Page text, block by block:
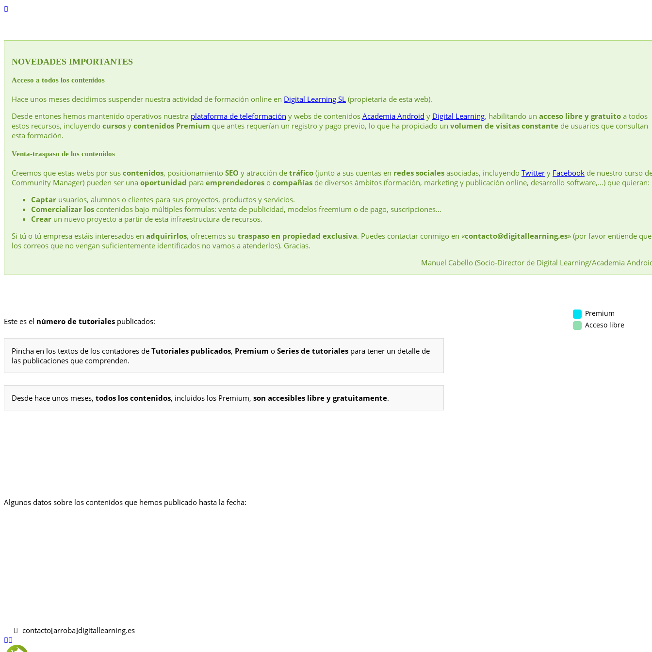
NOVEDADES IMPORTANTES
Acceso a todos los contenidos
Hace unos meses decidimos suspender nuestra actividad de formación online en Digital Learning SL (propietaria de esta web).
Desde entones hemos mantenido operativos nuestra plataforma de teleformación y webs de contenidos Academia Android y Digital Learning, habilitando un acceso libre y gratuito a todos
estos recursos, incluyendo cursos y contenidos Premium que antes requerían un registro y pago previo, lo que ha propiciado un volumen de visitas constante de usuarios que consultan
esta formación.
Venta-traspaso de los contenidos
Creemos que estas webs por sus contenidos, posicionamiento SEO y atracción de tráfico (junto a sus cuentas en redes sociales asociadas, incluyendo Twitter y Facebook de nuestro curso
Community Manager) pueden ser una oportunidad para emprendedores o compañías de diversos ámbitos (formación, marketing y publicación online, desarrollo software,…) que quieran:
Captar usuarios, alumnos o clientes para sus proyectos, productos y servicios.
Comercializar los contenidos bajo múltiples fórmulas: venta de publicidad, modelos freemium o de pago, suscripciones…
Crear un nuevo proyecto a partir de esta infraestructura de recursos.
Si tú o tú empresa estáis interesados en adquirirlos, ofrecemos su traspaso en propiedad exclusiva. Puedes contactar conmigo en «contacto@digitallearning.es» (por favor entiende que
los correos que no vengan suficientemente identificados no vamos a atenderlos). Gracias.
Manuel Cabello (Socio-Director de Digital Learning/Academia
Este es el número de tutoriales publicados:
Pincha en los textos de los contadores de Tutoriales publicados, Premium o Series de tutoriales para tener un detalle de
las publicaciones que comprenden.
Desde hace unos meses, todos los contenidos, incluidos los Premium, son accesibles libre y gratuitamente.
Premium
Acceso libre
Algunos datos sobre los contenidos que hemos publicado hasta la fecha:
contacto[arroba]digitallearning.es